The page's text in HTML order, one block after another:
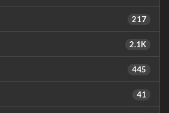
217
2.1K
445
41